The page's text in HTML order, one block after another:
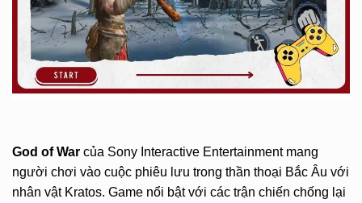
God of War của Sony Interactive Entertainment mang
người chơi vào cuộc phiêu lưu trong thần thoại Bắc Âu với
nhân vật Kratos. Game nổi bật với các trận chiến chống lại